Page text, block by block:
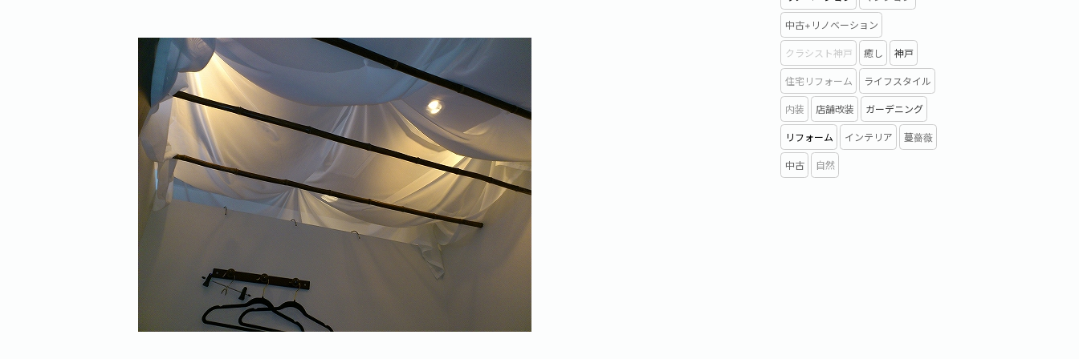
中古+リノベーション
クラシスト神戸 癒し 神戸
住宅リフォーム ライフスタイル
内装 店舗改装 ガーデニング
リフォーム インテリア 蔓薔薇
中古 自然